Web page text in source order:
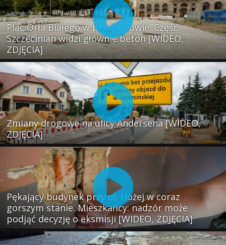
Plac Orła Białego w przebudowie. Część
Szczecinian widzi głównie beton [WIDEO,
ZDJĘCIA]
Zmiany drogowe na ulicy Andersena [WIDEO,
ZDJĘCIA]
Pękający budynek przy ul. Hożej w coraz
gorszym stanie. Mieszkańcy: nadzór może
podjąć decyzję o eksmisji [WIDEO, ZDJĘCIA]